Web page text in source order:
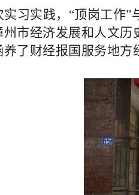
实习实践，“顶岗工作”
州市经济发展和人文
养了财经报国服务地